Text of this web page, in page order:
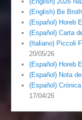
(English) Be
(Español) Horeb
(Español) Carta
(Italiano) Piccoli
20/05/26
(Español) Horeb
(Español) Nota
(Español)
17/04/26